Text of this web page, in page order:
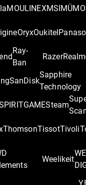
MOULINEXMSIMÜMO
OryxOukitel
Ray-
Ban
Razer
SanDisk
Sapphire
Technology
Steam
ThomsonTissotTivoli
Weelikeit